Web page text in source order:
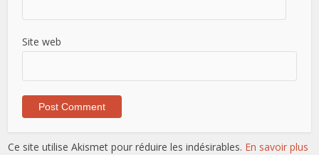
Site web
Ce site utilise Akismet pour réduire les indésirables. En savoir plus